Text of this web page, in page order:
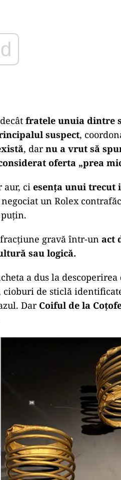
fratele unuia dintre
suspect,
, darnu a vrut să
oferta „prea
aur, ci esența unui trecut
un Rolex
gravă într-un act
sau logică.
a dus la descoperirea
de sticlă
Dar Coiful de la